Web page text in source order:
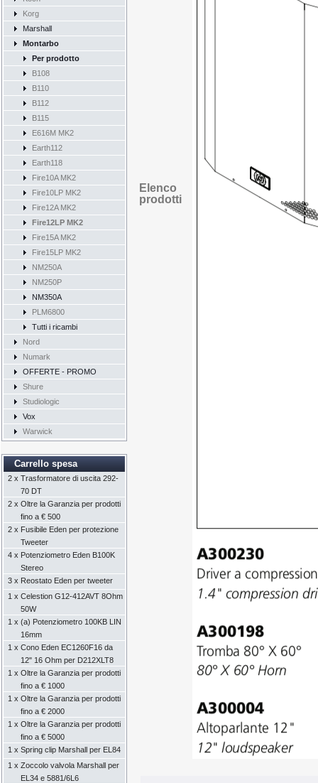
Korg
Marshall
Montarbo
Per prodotto
B108
B110
B112
B115
E616M MK2
Earth112
Earth118
Fire10A MK2
Fire10LP MK2
Fire12A MK2
Fire12LP MK2
Fire15A MK2
Fire15LP MK2
NM250A
NM250P
NM350A
PLM6800
Tutti i ricambi
Nord
Numark
OFFERTE - PROMO
Shure
Studiologic
Vox
Warwick
Carrello spesa
2 x Trasformatore di uscita 292-
70 DT
2 x Oltre la Garanzia per prodotti
fino a € 500
2 x Fusibile Eden per protezione
Tweeter
4 x Potenziometro Eden B100K
Stereo
3 x Reostato Eden per tweeter
1 x Celestion G12-412AVT 8Ohm
50W
1 x (a) Potenziometro 100KB LIN
16mm
1 x Cono Eden EC1260F16 da
12" 16 Ohm per D212XLT8
1 x Oltre la Garanzia per prodotti
fino a € 1000
1 x Oltre la Garanzia per prodotti
fino a € 2000
1 x Oltre la Garanzia per prodotti
fino a € 5000
1 x Spring clip Marshall per EL84
1 x Zoccolo valvola Marshall per
EL34 e 5881/6L6
Elenco
prodotti